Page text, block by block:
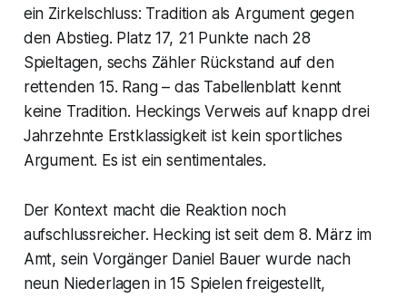
ein Zirkelschluss: Tradition als Argument gegen
den Abstieg. Platz 17, 21 Punkte nach 28
Spieltagen, sechs Zähler Rückstand auf den
rettenden 15. Rang – das Tabellenblatt kennt
keine Tradition. Heckings Verweis auf knapp drei
Jahrzehnte Erstklassigkeit ist kein sportliches
Argument. Es ist ein sentimentales.
Der Kontext macht die Reaktion noch
aufschlussreicher. Hecking ist seit dem 8. März im
Amt, sein Vorgänger Daniel Bauer wurde nach
neun Niederlagen in 15 Spielen freigestellt,